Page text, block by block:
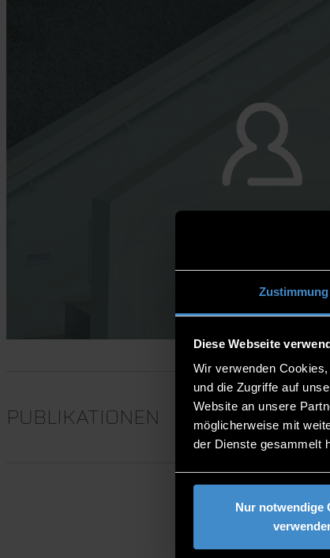
Zustimmung
Diese Webseite
Wir verwenden
und die Zugriffe auf
Website an unsere
möglicherweise mit
der Dienste gesammelt
Nur notwendige
PUBLIKATIONEN